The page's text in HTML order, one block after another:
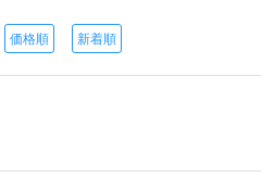
価格順 新着順